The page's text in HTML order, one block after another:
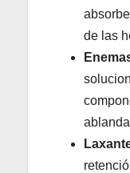
de las